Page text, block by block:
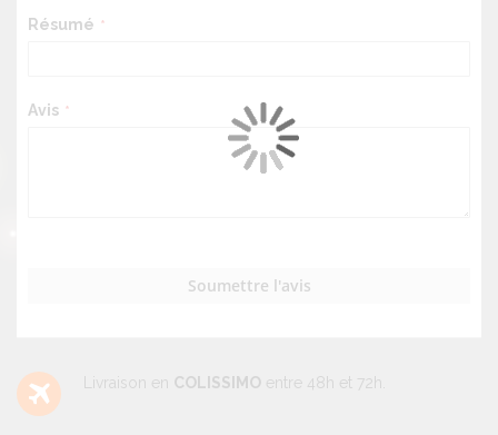
Livraison en COLISSIMO entre 48h et 72h.
Résumé
Avis
Soumettre l'avis